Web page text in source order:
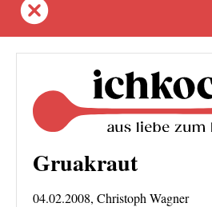
Gruakraut
04.02.2008, Christoph Wagner